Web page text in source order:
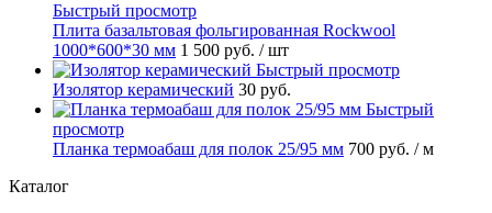
Быстрый просмотр
Плита базальтовая фольгированная Rockwool
1000*600*30 мм 1 500 руб. / шт
Быстрый просмотр
Изолятор керамический 30 руб.
Быстрый
просмотр
Планка термоабаш для полок 25/95 мм 700 руб. / м
Каталог